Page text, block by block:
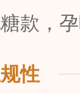
款，
性